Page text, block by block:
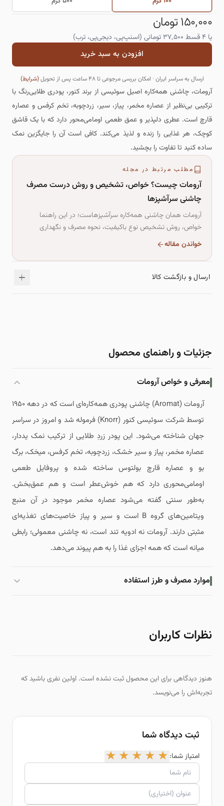
۱۵۰٬۰۰۰ تومان
یا ۴ قسط ۳۷٬۵۰۰تومانی (اسنپ‌پی، دیجی‌پی، ترب)
افزودن به سبد خرید
ارسال به سراسر ایران · امکان بررسی مرجوعی تا ۴۸ ساعت پس از تحویل (شرایط)
آرومات، چاشنی همه‌کاره اصیل سوئیسی از برند کنور، پودری طلایی‌رنگ با
ترکیبی بی‌نظیر از عصاره مخمر، پیاز، سیر، زردچوبه، تخم کرفس و عصاره
قارچ است. عطری دلپذیر و عمق طعمی اومامی‌محور دارد که با یک قاشق
کوچک، هر غذایی را زنده و لذیذ می‌کند. کافی است آن را جایگزین نمک
ساده کنید تا تفاوت را بچشید.
مطلب مرتبط در مجله
آرومات چیست؟ خواص، تشخیص و روش درست مصرف
چاشنی سرآشپزها
آرومات همان چاشنی همه‌کاره سرآشپزهاست؛ در این راهنما
خواص، روش تشخیص نوع باکیفیت، نحوه مصرف و نگهداری
درست آرومات را ساده و کامل یاد می‌گیرید.
خواندن مقاله
ارسال و بازگشت کالا
جزئیات و راهنمای محصول
معرفی و خواص آرومات
آرومات (Aromat) چاشنی پودری همه‌کاره‌ای است که در دهه ۱۹۵۰
توسط شرکت سوئیسی کنور (Knorr) فرموله شد و امروز در سراسر
جهان شناخته می‌شود. این پودر زردِ طلایی از ترکیب نمک ید‌دار،
عصاره مخمر، پیاز و سیر خشک، زردچوبه، تخم کرفس، میخک، برگ
بو و عصاره قارچ بولتوس ساخته شده و پروفایل طعمی
اومامی‌محوری دارد که هم خوش‌عطر است و هم عمق‌بخش.
به‌طور سنتی گفته می‌شود عصاره مخمر موجود در آن منبع
ویتامین‌های گروه B است و سیر و پیاز خاصیت‌های تغذیه‌ای
مثبتی دارند. آرومات نه ادویه تند است، نه چاشنی معمولی؛ رابطی
میانه است که همه اجزای غذا را به هم پیوند می‌دهد.
موارد مصرف و طرز استفاده
نظرات کاربران
هنوز دیدگاهی برای این محصول ثبت نشده است. اولین نفری باشید که
تجربه‌اش را می‌نویسد.
ثبت دیدگاه شما
امتیاز شما: ★
★
★
★
★